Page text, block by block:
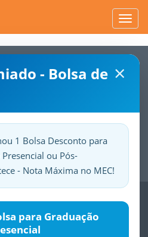
×
- Bolsa de
1 Bolsa Desconto para
ou Pós-
- Nota Máxima no MEC!
para Graduação
Seuorgulho.